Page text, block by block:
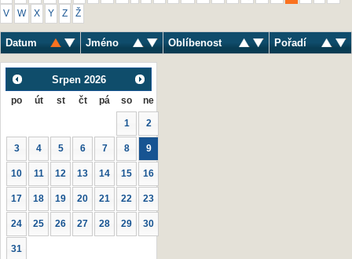
V W X Y Z Ž
Datum Jméno Oblíbenost Pořadí
Srpen 2026
po út st čt pá so ne
1 2
3 4 5 6 7 8 9
10 11 12 13 14 15 16
17 18 19 20 21 22 23
24 25 26 27 28 29 30
31